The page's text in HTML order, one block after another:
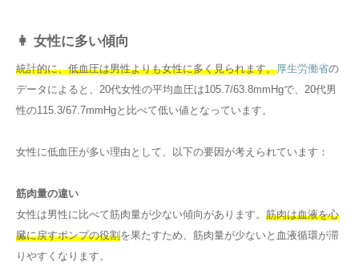
👩 女性に多い傾向
統計的に、低血圧は男性よりも女性に多く見られます。厚生労働省の
データによると、20代女性の平均血圧は105.7/63.8mmHgで、20代男
性の115.3/67.7mmHgと比べて低い値となっています。
女性に低血圧が多い理由として、以下の要因が考えられています：
筋肉量の違い
女性は男性に比べて筋肉量が少ない傾向があります。 筋肉は血液を心
臓に戻すポンプの役割を果たすため、筋肉量が少ないと血液循環が滞
りやすくなります。